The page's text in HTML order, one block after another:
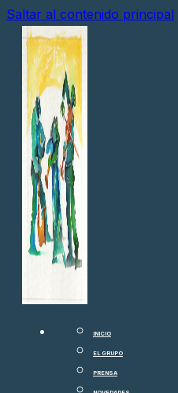
Saltar al contenido principal
INICIO
EL GRUPO
PRENSA